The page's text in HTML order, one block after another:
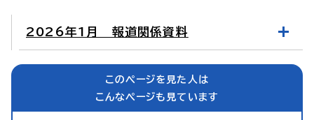
2026年1月 報道関係資料
このページを見た人は
こんなページも見ています